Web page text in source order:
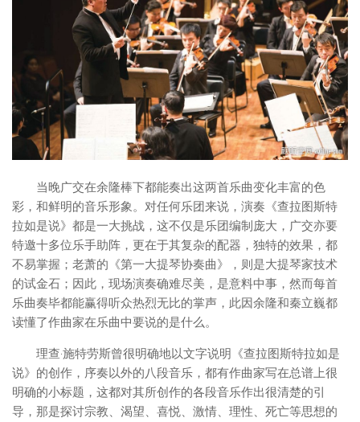
当晚广交在余隆棒下都能奏出这两首乐曲变化丰富的色
彩，和鲜明的音乐形象。对任何乐团来说，演奏《查拉图斯特
拉如是说》都是一大挑战，这不仅是乐团编制庞大，广交亦要
特邀十多位乐手助阵，更在于其复杂的配器，独特的效果，都
不易掌握；老萧的《第一大提琴协奏曲》，则是大提琴家技术
的试金石；因此，现场演奏确难尽美，是意料中事，然而每首
乐曲奏毕都能赢得听众热烈无比的掌声，此因余隆和秦立巍都
读懂了作曲家在乐曲中要说的是什么。
理查·施特劳斯曾很明确地以文字说明《查拉图斯特拉如是
说》的创作，序奏以外的八段音乐，都有作曲家写在总谱上很
明确的小标题，这都对其所创作的各段音乐作出很清楚的引
导，那是探讨宗教、渴望、喜悦、激情、理性、死亡等思想的